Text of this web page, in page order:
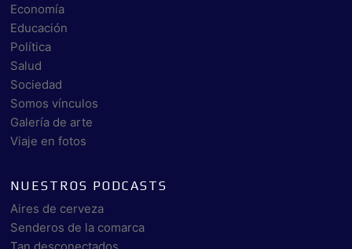
Economía
Educación
Política
Salud
Sociedad
Somos vínculos
Galería de arte
Viaje en fotos
NUESTROS PODCASTS
Aires de cerveza
Senderos de la comarca